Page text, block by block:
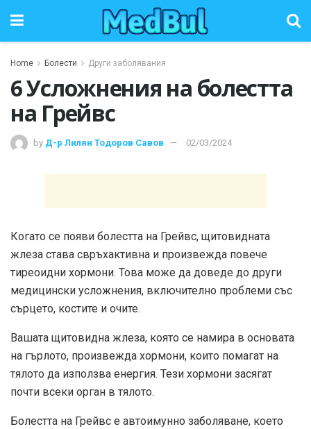
Home Болести Други заболявания
6 Усложнения на болестта
на Грейвс
by Д-р Лилян Тодоров Савов 02/03/2024
Когато се появи болестта на Грейвс, щитовидната
жлеза става свръхактивна и произвежда повече
тиреоидни хормони. Това може да доведе до други
медицински усложнения, включително проблеми със
сърцето, костите и очите.
Вашата щитовидна жлеза, която се намира в основата
на гърлото, произвежда хормони, които помагат на
тялото да използва енергия. Тези хормони засягат
почти всеки орган в тялото.
Болестта на Грейвс е автоимунно заболяване, което